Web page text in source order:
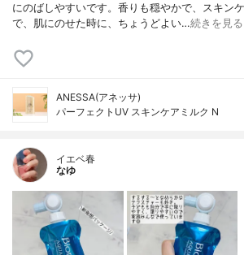
にのばしやすいです。香りも穏やかで、スキン
で、肌にのせた時に、ちょうどよい…続きを見る
ANESSA(アネッサ)
パーフェクトUV スキンケアミルク N
イエベ春
なゆ